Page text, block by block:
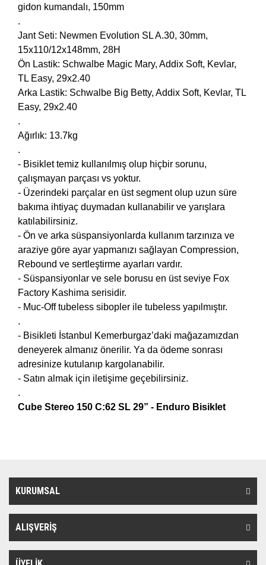
gidon kumandalı, 150mm
.
Jant Seti: Newmen Evolution SL A.30, 30mm,
15x110/12x148mm, 28H
Ön Lastik: Schwalbe Magic Mary, Addix Soft, Kevlar,
TL Easy, 29x2.40
Arka Lastik: Schwalbe Big Betty, Addix Soft, Kevlar, TL
Easy, 29x2.40
.
Ağırlık: 13.7kg
.
- Bisiklet temiz kullanılmış olup hiçbir sorunu,
çalışmayan parçası vs yoktur.
- Üzerindeki parçalar en üst segment olup uzun süre
bakıma ihtiyaç duymadan kullanabilir ve yarışlara
katılabilirsiniz.
- Ön ve arka süspansiyonlarda kullanım tarzınıza ve
araziye göre ayar yapmanızı sağlayan Compression,
Rebound ve sertleştirme ayarları vardır.
- Süspansiyonlar ve sele borusu en üst seviye Fox
Factory Kashima serisidir.
- Muc-Off tubeless sibopler ile tubeless yapılmıştır.
.
- Bisikleti İstanbul Kemerburgaz’daki mağazamızdan
deneyerek almanız önerilir. Ya da ödeme sonrası
adresinize kutulanıp kargolanabilir.
- Satın almak için iletişime geçebilirsiniz.
.
Cube Stereo 150 C:62 SL 29” - Enduro Bisiklet
KURUMSAL
ALIŞVERİŞ